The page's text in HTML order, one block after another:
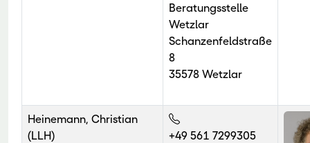
Beratungsstelle
Wetzlar
Schanzenfeldstraße
8
35578 Wetzlar
Heinemann, Christian
(LLH)
+49 561 7299305